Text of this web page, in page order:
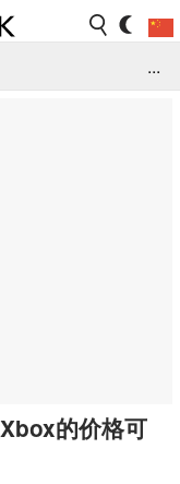
...
的价格可